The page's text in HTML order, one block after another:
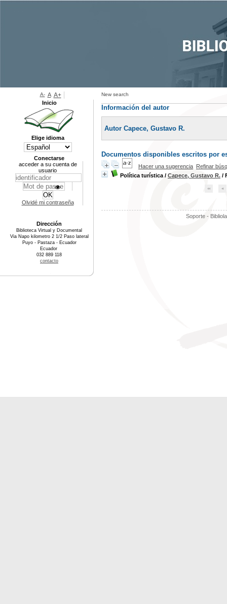
New search
Información del autor
Autor Capece, Gustavo R.
Documentos disponibles escritos por
Hacer una sugerencia Refinar
Política turística / Capece, Gustavo R. /
Soporte -
A- A A+
Inicio
Elige idioma
Conectarse
acceder a su cuenta de
usuario
Olvidé mi contraseña
Dirección
Biblioteca Virtual y Documental
Via Napo kilometro 2 1/2 Paso lateral
Puyo - Pastaza - Ecuador
Ecuador
032 889 118
contacto